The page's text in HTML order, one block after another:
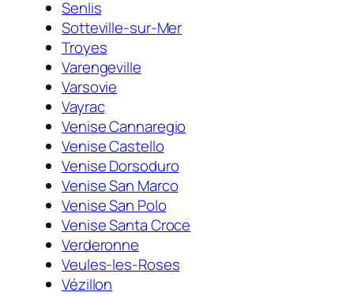
Senlis
Sotteville-sur-Mer
Troyes
Varengeville
Varsovie
Vayrac
Venise Cannaregio
Venise Castello
Venise Dorsoduro
Venise San Marco
Venise San Polo
Venise Santa Croce
Verderonne
Veules-les-Roses
Vézillon